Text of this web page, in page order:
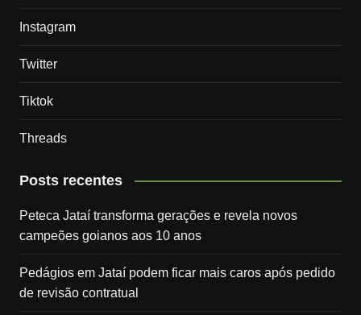
Instagram
Twitter
Tiktok
Threads
Posts recentes
Peteca Jataí transforma gerações e revela novos
campeões goianos aos 10 anos
Pedágios em Jataí podem ficar mais caros após pedido
de revisão contratual